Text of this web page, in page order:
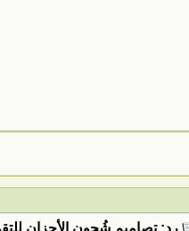
رد: تصاميم شُجون الأحزان